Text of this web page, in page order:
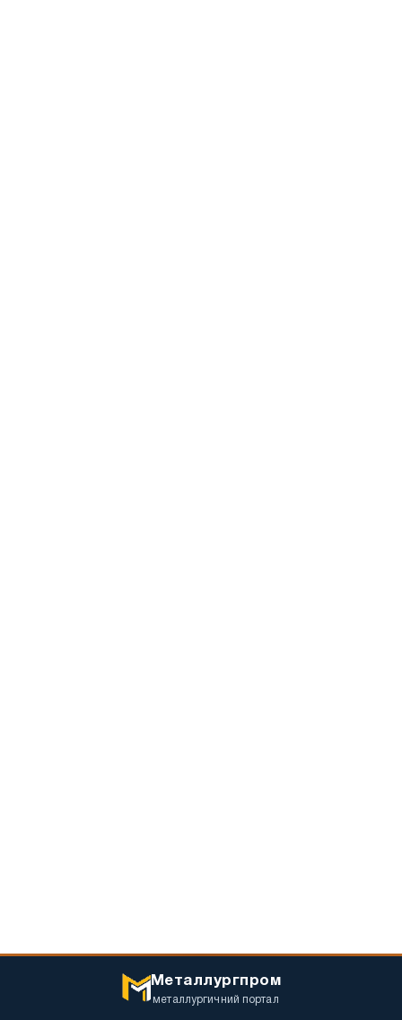
Металлургпром
металлургичний портал